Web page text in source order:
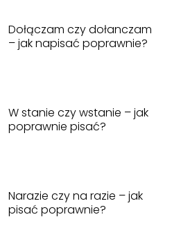
Dołączam czy dołanczam
– jak napisać poprawnie?
W stanie czy wstanie – jak
poprawnie pisać?
Narazie czy na razie – jak
pisać poprawnie?